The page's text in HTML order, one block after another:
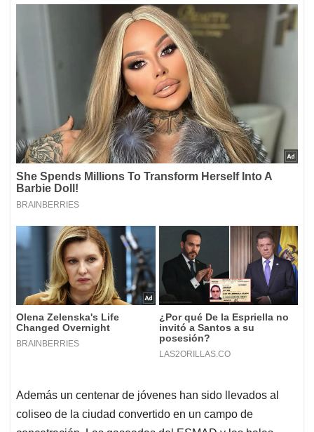
Además un centenar de jóvenes han sido llevados al
coliseo de la ciudad convertido en un campo de